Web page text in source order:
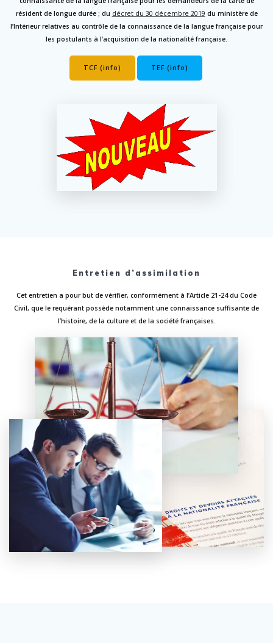
résident de longue durée ; du décret du 30 décembre 2019 du ministère de
l’Intérieur relatives au contrôle de la connaissance de la langue française pour
les postulants à l’acquisition de la nationalité française.
TCF (info) TEF (info)
Entretien d’assimilation
Cet entretien a pour but de vérifier, conformément à l’Article 21-24 du Code
Civil, que le requérant possède notamment une connaissance suffisante de
l’histoire, de la culture et de la société françaises.